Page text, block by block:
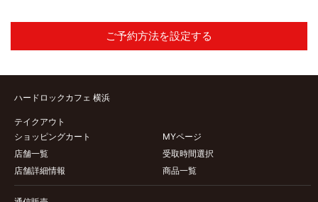
ご予約方法を設定する
ハードロックカフェ 横浜
テイクアウト
ショッピングカート
受取時間選択
商品一覧
店舗一覧
店舗詳細情報
MYページ